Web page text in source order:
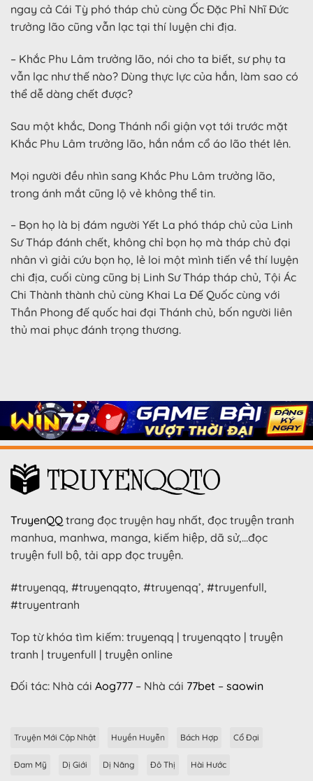
ngay cả Cái Tỳ phó tháp chủ cùng Ốc Đặc Phỉ Nhĩ Đức
trưởng lão cũng vẫn lạc tại thí luyện chi địa.
– Khắc Phu Lâm trưởng lão, nói cho ta biết, sư phụ ta
vẫn lạc như thế nào? Dùng thực lực của hắn, làm sao có
thể dễ dàng chết được?
Sau một khắc, Dong Thánh nổi giận vọt tới trước mặt
Khắc Phu Lâm trưởng lão, hắn nắm cổ áo lão thét lên.
Mọi người đều nhìn sang Khắc Phu Lâm trưởng lão,
trong ánh mắt cũng lộ vẻ không thể tin.
– Bọn họ là bị đám người Yết La phó tháp chủ của Linh
Sư Tháp đánh chết, không chỉ bọn họ mà tháp chủ đại
nhân vì giải cứu bọn họ, lẻ loi một mình tiến về thí luyện
chi địa, cuối cùng cũng bị Linh Sư Tháp tháp chủ, Tội Ác
Chi Thành thành chủ cùng Khai La Đế Quốc cùng với
Thần Phong đế quốc hai đại Thánh chủ, bốn người liên
thủ mai phục đánh trọng thương.
TruyenQQ trang đọc truyện hay nhất, đọc truyện tranh
manhua, manhwa, manga, kiếm hiệp, dã sử,…đọc
truyện full bộ, tải app đọc truyện.
#truyenqq, #truyenqqto, #truyenqq’, #truyenfull,
#truyentranh
Top từ khóa tìm kiếm: truyenqq | truyenqqto | truyện
tranh | truyenfull | truyện online
Đối tác: Nhà cái Aog777 – Nhà cái 77bet – saowin
Truyện Mới Cập Nhật Huyền Huyễn Bách Hợp Cổ Đại
Đam Mỹ Dị Giới Dị Năng Đô Thị Hài Hước